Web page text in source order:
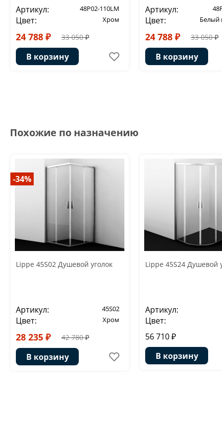
Артикул: 48P02-110LM
Цвет: Хром
24 788 ₽ 33 050 ₽
В корзину
Артикул:
Цвет: Белый
24 788 ₽ 33 050 ₽
В корзину
Похожие по назначению
-34%
Lippe 45S02 Душевой уголок
Артикул: 45S02
Цвет: Хром
28 235 ₽ 42 780 ₽
В корзину
Lippe 45S24 Душевой
Артикул:
Цвет:
56 710 ₽
В корзину